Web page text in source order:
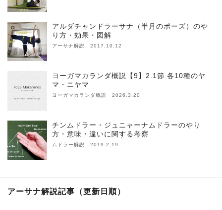
アルダチャンドラーサナ（半月のポーズ）のや
り方・効果・図解
アーサナ解説 2017.10.12
ヨーガマカランダ概説【9】2.1節 各10種のヤ
マ・ニヤマ
ヨーガマカランダ概説 2026.3.20
チンムドラー・ジュニャーナムドラーのやり
方・意味・違いに関する考察
ムドラー解説 2019.2.19
アーサナ解説記事（更新日順）